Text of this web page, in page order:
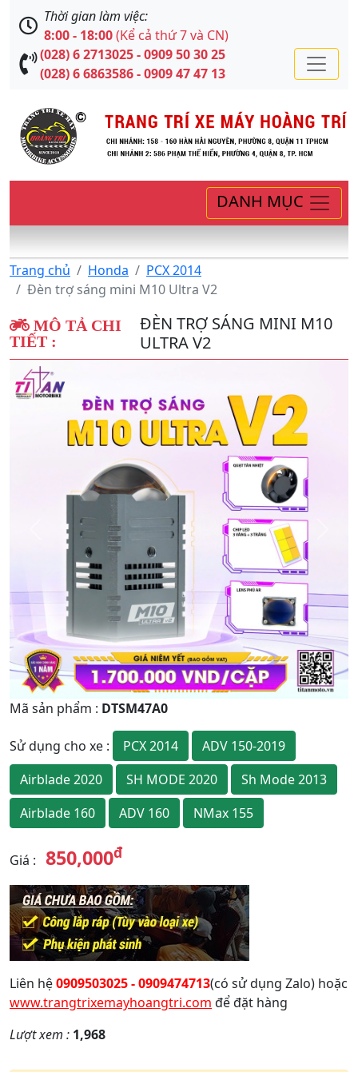
Thời gian làm việc:
8:00 - 18:00(Kể cả thứ 7 và CN)
(028) 6 2713025 - 0909 50 30 25
(028) 6 6863586 - 0909 47 47 13
DANH MỤC
Trang chủ Honda
PCX 2014
Đèn trợ sáng mini M10 Ultra V2
MÔ TẢ CHI
TIẾT :
ĐÈN TRỢ SÁNG MINI M10
ULTRA V2
Mã sản phẩm : DTSM47A0
Sử dụng cho xe : PCX 2014
ADV 150-2019
Airblade 2020
SH MODE 2020
Sh Mode 2013
Airblade 160
ADV 160 NMax 155
Giá : 850,000đ
Liên hệ0909503025 - 0909474713(có sử dụng Zalo) hoặc
www.trangtrixemayhoangtri.com để đặt hàng
Lượt xem : 1,968